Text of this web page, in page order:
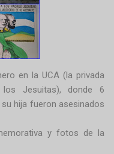
en la UCA (la privada
los Jesuitas), donde 6
hija fueron asesinados
y fotos de la